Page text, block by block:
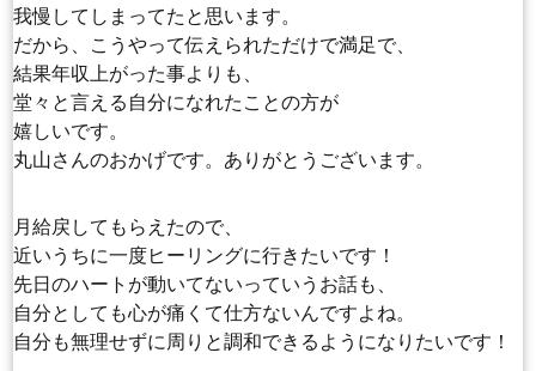
我慢してしまってたと思います。
だから、こうやって伝えられただけで満足で、
結果年収上がった事よりも、
堂々と言える自分になれたことの方が
嬉しいです。
丸山さんのおかげです。ありがとうございます。
月給戻してもらえたので、
近いうちに一度ヒーリングに行きたいです！
先日のハートが動いてないっていうお話も、
自分としても心が痛くて仕方ないんですよね。
自分も無理せずに周りと調和できるようになりたいです！